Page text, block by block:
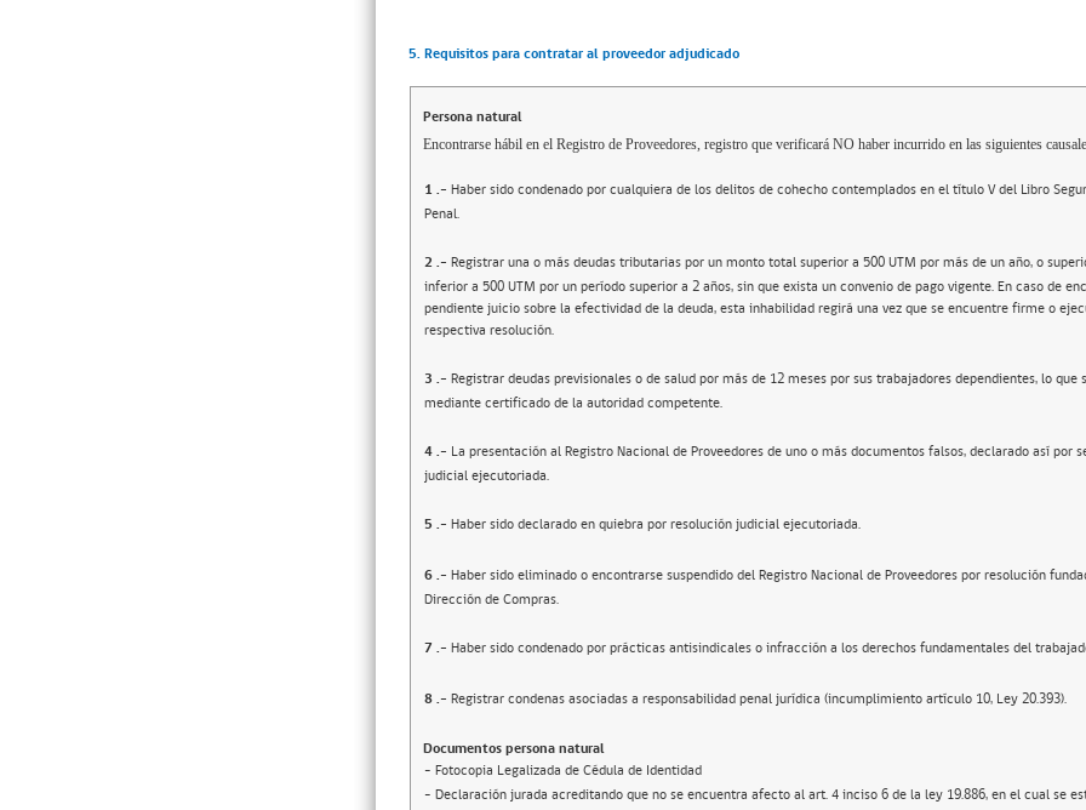
5. Requisitos para contratar al proveedor adjudicado
Persona natural
Encontrarse hábil en el Registro de Proveedores, registro que verificará NO haber incurrido en las siguientes
1.- Haber sido condenado por cualquiera de los delitos de cohecho contemplados en el título V del Libro
Penal.
2.- Registrar una o más deudas tributarias por un monto total superior a 500 UTM por más de un año, o
inferior a 500 UTM por un período superior a 2 años, sin que exista un convenio de pago vigente. En caso de
pendiente juicio sobre la efectividad de la deuda, esta inhabilidad regirá una vez que se encuentre firme o
respectiva resolución.
3 .- Registrar deudas previsionales o de salud por más de 12 meses por sus trabajadores dependientes, lo que
mediante certificado de la autoridad competente.
4.- La presentación al Registro Nacional de Proveedores de uno o más documentos falsos, declarado así por
judicial ejecutoriada.
5 .- Haber sido declarado en quiebra por resolución judicial ejecutoriada.
6.- Haber sido eliminado o encontrarse suspendido del Registro Nacional de Proveedores por resolución
Dirección de Compras.
7.- Haber sido condenado por prácticas antisindicales o infracción a los derechos fundamentales del
8.- Registrar condenas asociadas a responsabilidad penal jurídica (incumplimiento artículo 10, Ley 20.393).
Documentos persona natural
- Fotocopia Legalizada de Cédula de Identidad
- Declaración jurada acreditando que no se encuentra afecto al art. 4 inciso 6 de la ley 19.886, en el cual se